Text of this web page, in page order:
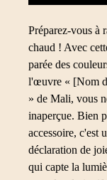
Préparez-vous à
chaud ! Avec
parée des
l'œuvre « [Nom
» de Mali, vous
inaperçue. Bien
accessoire, c'est
déclaration de
qui capte la